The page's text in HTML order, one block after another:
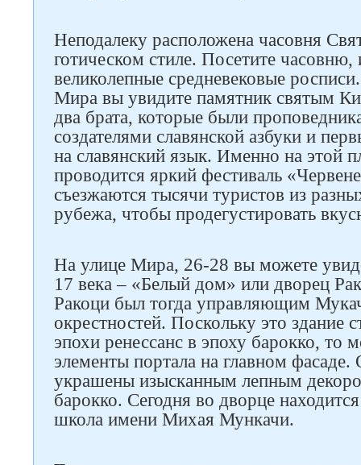
Неподалеку расположена часовня
готическом стиле. Посетите
великолепные средневековые
Мира вы увидите памятник святым
два брата, которые были
создателями славянской азбуки и
на славянский язык. Именно на этой
проводится яркий фестиваль
съезжаются тысячи туристов из
рубежа, чтобы продегустировать
На улице Мира, 26-28 вы можете
17 века – «Белый дом» или дворец
Ракоци был тогда управляющим
окрестностей. Поскольку это здание
эпохи ренессанс в эпоху барокко, то
элементы портала на главном фасаде.
украшены изысканным лепным
барокко. Сегодня во дворце
школа имени Михая Мункачи.